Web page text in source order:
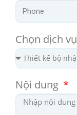
Chọn dịch vụ
Nội dung